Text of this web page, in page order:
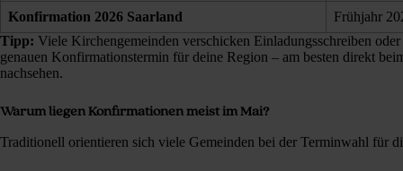
Konfirmation 2026 Saarland
Frühjahr
Tipp: Viele Kirchengemeinden verschicken Einladungsschreiben
genauen Konfirmationstermin für deine Region – am besten direkt
nachsehen.
Warum liegen Konfirmationen meist im Mai?
Traditionell orientieren sich viele Gemeinden bei der Terminwahl für